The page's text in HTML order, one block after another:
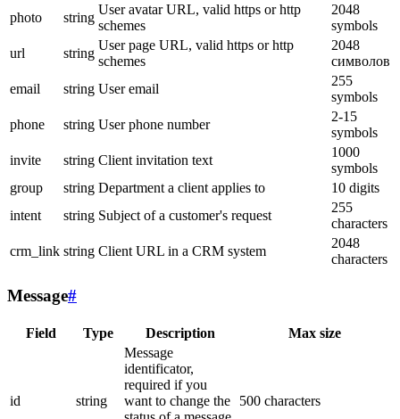
photo
string
User avatar URL, valid https or http
schemes
2048
symbols
url
string
User page URL, valid https or http
schemes
2048
символов
email
string User email
255
symbols
phone
string User phone number
2-15
symbols
invite
string Client invitation text
1000
symbols
group
string Department a client applies to
10 digits
intent
string Subject of a customer's request
255
characters
crm_link string Client URL in a CRM system
2048
characters
Message#
Field Type Description Max size
id string
Message
identificator,
required if you
want to change the
500 characters